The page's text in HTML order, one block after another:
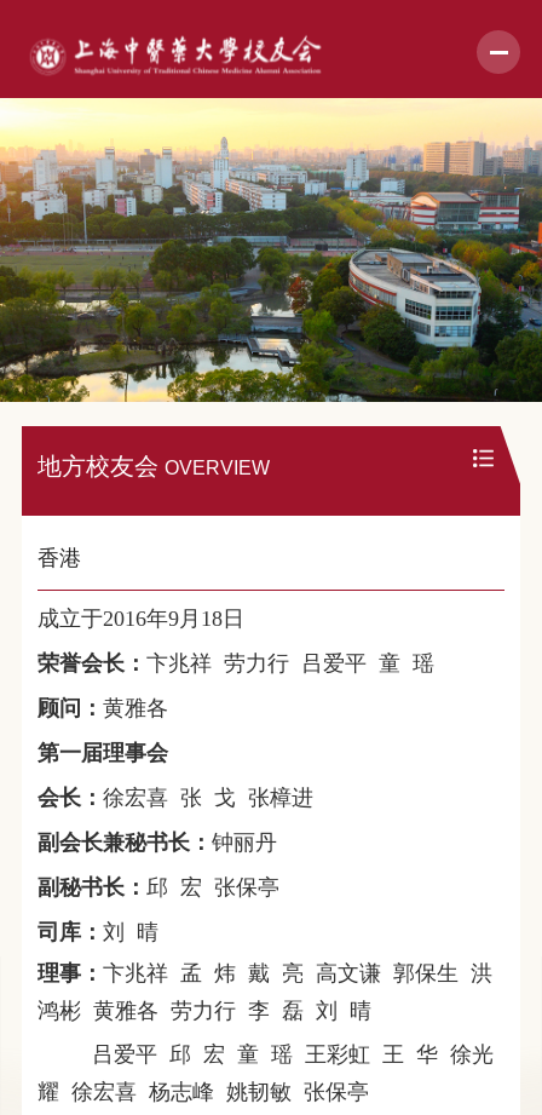
地方校友会
香港
成立于2016年9月18日
荣誉会长： 卞兆祥 劳力行 吕爱平 童 瑶
顾问： 黄雅各
第一届理事会
会长： 徐宏喜 张 戈 张樟进
副会长兼秘书长： 钟丽丹
副秘书长： 邱 宏 张保亭
司库： 刘 晴
理事： 卞兆祥 孟 炜 戴 亮 高文谦 郭保生 洪
鸿彬 黄雅各 劳力行 李 磊 刘 晴
吕爱平 邱 宏 童 瑶 王彩虹 王 华 徐光
耀 徐宏喜 杨志峰 姚韧敏 张保亭